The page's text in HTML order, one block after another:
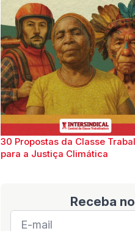
30 Propostas da Classe
para a Justiça Climática
Receba
E-
mail